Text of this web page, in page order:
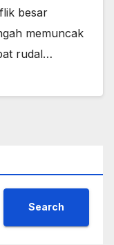
besar
memuncak
rudal…
Search